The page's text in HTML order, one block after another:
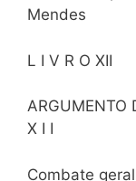
Mendes
L I V R O XII
ARGUMENTO
X I I
Combate